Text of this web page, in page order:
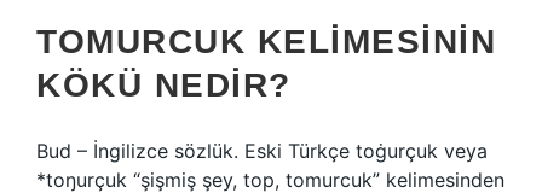
TOMURCUK KELIMESININ
KÖKÜ NEDIR?
Bud – İngilizce sözlük. Eski Türkçe toġurçuk veya
*toŋurçuk “şişmiş şey, top, tomurcuk” kelimesinden